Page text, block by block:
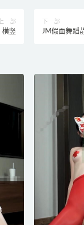
上一部
JM假面舞蹈静静1期03 性感热舞白虎B 横竖
下一部